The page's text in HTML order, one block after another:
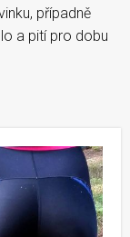
případně
a pití pro dobu